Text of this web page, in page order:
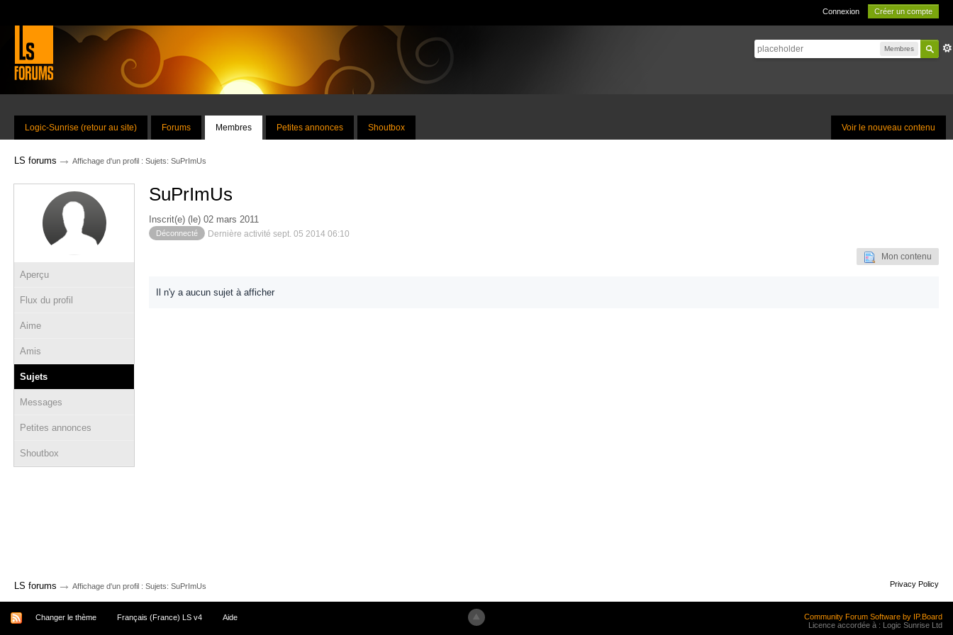
Connexion Créer un compte
Membres
Voir le nouveau contenu
Logic-Sunrise (retour au site) Forums Membres Petites annonces Shoutbox
LS forums → Affichage d'un profil : Sujets: SuPrImUs
Aperçu
Flux du profil
Aime
Amis
Sujets
Messages
Petites annonces
Shoutbox
SuPrImUs
Inscrit(e) (le) 02 mars 2011
Déconnecté Dernière activité sept. 05 2014 06:10
Mon contenu
Il n'y a aucun sujet à afficher
LS forums → Affichage d'un profil : Sujets: SuPrImUs Privacy Policy
Changer le thème Français (France) LS v4 Aide
Community Forum Software by IP.Board
Licence accordée à : Logic Sunrise Ltd